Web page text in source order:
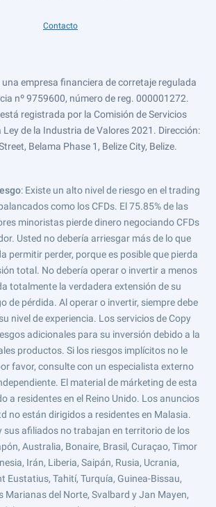
Contacto
empresa financiera de corretaje regulada
nº 9759600, número de reg. 000001272.
registrada por la Comisión de Servicios
Ley de la Industria de Valores 2021. Dirección:
Belama Phase 1, Belize City, Belize.
: Existe un alto nivel de riesgo en el trading
como los CFDs. El 75.85% de las
minoristas pierde dinero negociando CFDs
Usted no debería arriesgar más de lo que
permitir perder, porque es posible que pierda
total. No debería operar o invertir a menos
totalmente la verdadera extensión de su
de pérdida. Al operar o invertir, siempre debe
nivel de experiencia. Los servicios de Copy
adicionales para su inversión debido a la
productos. Si los riesgos implícitos no le
favor, consulte con un especialista externo
El material de márketing de esta
a residentes en el Reino Unido. Los anuncios
no están dirigidos a residentes en Malasia.
sus afiliados no trabajan en territorio de los
Australia, Bonaire, Brasil, Curaçao, Timor
Irán, Liberia, Saipán, Rusia, Ucrania,
Eustatius, Tahití, Turquía, Guinea-Bissau,
Marianas del Norte, Svalbard y Jan Mayen,